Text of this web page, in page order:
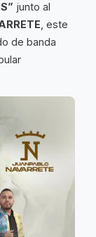
junto al
, este
de banda